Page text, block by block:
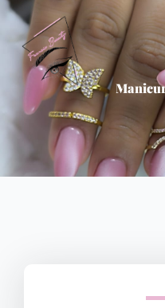
Ir
contenido